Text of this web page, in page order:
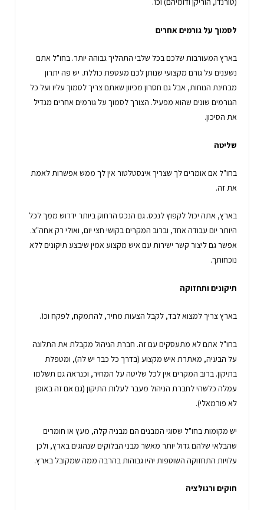
לסמוך על גורמים אחרים
בארץ המעורבות שלכם בכל שלבי התהליך גבוהה יותר. בחו"ל אתם
נשענים על גורם מקצועי שנותן לכם מעטפת כוללת. יש פה יתרון
מבחינת הנוחות, אבל גם חסרון מכיוון שאתם צריך לסמוך עליו ועל כל
הגורמים שונים שהוא מפעיל. הצורך לסמוך על גורמים אחרים מגדיל
את הסיכון.
שליטה
בחו"ל אם אומרים לך שצריך אינסטלטור אין לך ממש אפשרות לאמת
את זה.
בארץ, אתה יכול לקפוץ לנכס. גם הנכס הרחוק ביותר ידרוש ממך לכל
היותר יום עבודה אחד, וברוב המקרים בקושי חצי יום, ואולי רק אחה"צ.
אפשר גם ליצור קשר ישירות עם איש מקצוע אמין שיבצע תיקונים ללא
נוכחותך.
תיקונים ותחזוקה
בארץ צריך למצוא לבד, לקבל הצעות מחיר, להתמקח, לפקח וכו'.
בחו"ל אתם לא מתעסקים עם זה. חברת הניהול מקבלת את התלונה
על הבעיה, מאתרת איש מקצוע (בדרך כל כבר יש לה), ומטפלת
בתיקון. ברוב המקרים אין לכל שליטה על המחיר, וכנראה גם תשלמו
עמלה כלשהי לחברת הניהול מעבר לעלות התיקון (גם אם זה באופן
לא פורמאלי).
יש מקומות בחו"ל שסוגי המבנים הם מבניה קלה, מעץ או חומרים
שהבלאי שלהם גדול יותר מאשר מבני הבלוקים שנהוגים בארץ, ולכן
עלויות התחזוקה השוטפות יהיו גבוהות בהרבה ממה שמקובל בארץ.
חוקים ורגולציה